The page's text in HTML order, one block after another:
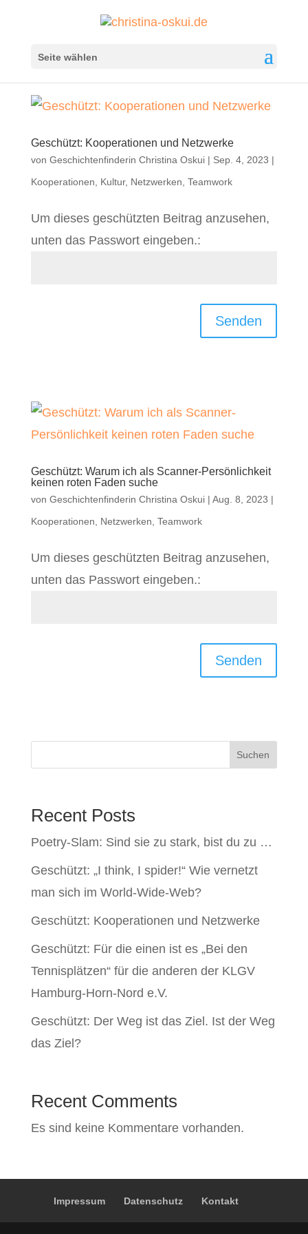
Seite wählen
Geschützt: Kooperationen und Netzwerke
von Geschichtenfinderin Christina Oskui| Sep. 4, 2023 |
Kooperationen
Kultur, Netzwerken Teamwork
Um dieses geschützten Beitrag anzusehen,
unten das Passwort eingeben.:
Senden
Geschützt: Warum ich als Scanner-Persönlichkeit
keinen roten Faden suche
von Geschichtenfinderin Christina Oskui| Aug. 8, 2023 |
Kooperationen
Netzwerken Teamwork
Um dieses geschützten Beitrag anzusehen,
unten das Passwort eingeben.:
Senden
Suchen
Recent Posts
Poetry-Slam: Sind sie zu stark, bist du zu …
Geschützt: „I think, I spider!“ Wie vernetzt
man sich im World-Wide-Web?
Geschützt: Kooperationen und Netzwerke
Geschützt: Für die einen ist es „Bei den
Tennisplätzen“ für die anderen der KLGV
Hamburg-Horn-Nord e.V.
Geschützt: Der Weg ist das Ziel. Ist der Weg
das Ziel?
Recent Comments
Es sind keine Kommentare vorhanden.
Impressum Datenschutz Kontakt